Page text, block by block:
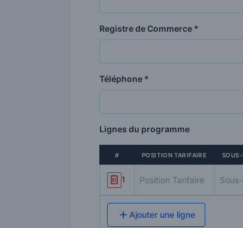
Registre de Commerce *
Téléphone *
Lignes du programme
# POSITION TARIFAIRE
1
Ajouter une ligne